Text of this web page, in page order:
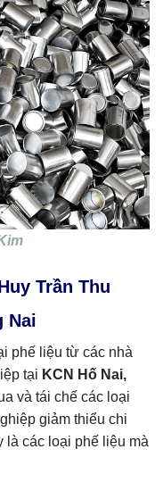
Trần Thu
Nai
phế liệu từ các nhà
tại KCN Hố Nai,
và tái chế các loại
giảm thiểu chi
các loại phế liệu mà